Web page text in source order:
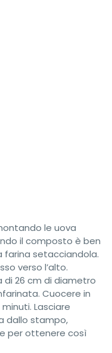
le uova
il composto è ben
farina setacciandola.
verso l’alto.
26 cm di diametro
Cuocere in
Lasciare
dallo stampo,
per ottenere così